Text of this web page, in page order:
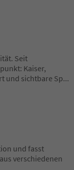
Seit
Kaiser,
und sichtbare Sp...
und fasst
verschiedenen